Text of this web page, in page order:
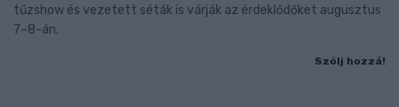
tűzshow és vezetett séták is várják az érdeklődőket augusztus
7–8-án.
Szólj hozzá!